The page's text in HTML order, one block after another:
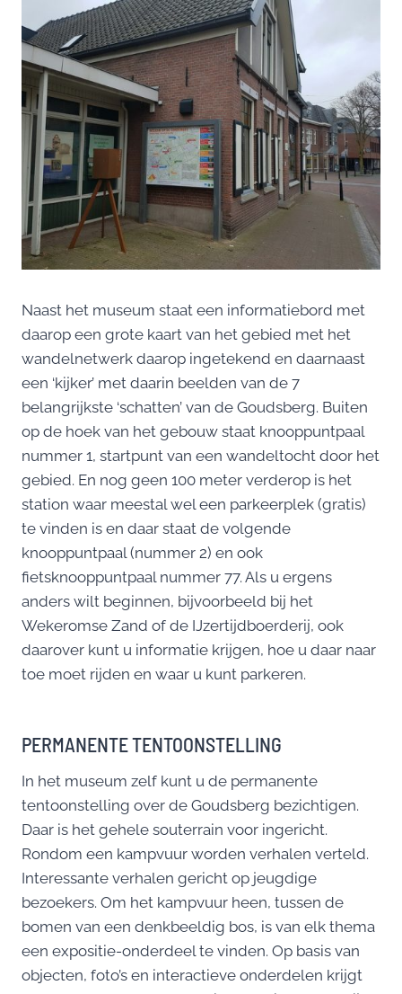
Naast het museum staat een informatiebord met
daarop een grote kaart van het gebied met het
wandelnetwerk daarop ingetekend en daarnaast
een ‘kijker’ met daarin beelden van de 7
belangrijkste ‘schatten’ van de Goudsberg. Buiten
op de hoek van het gebouw staat knooppuntpaal
nummer 1, startpunt van een wandeltocht door het
gebied. En nog geen 100 meter verderop is het
station waar meestal wel een parkeerplek (gratis)
te vinden is en daar staat de volgende
knooppuntpaal (nummer 2) en ook
fietsknooppuntpaal nummer 77. Als u ergens
anders wilt beginnen, bijvoorbeeld bij het
Wekeromse Zand of de IJzertijdboerderij, ook
daarover kunt u informatie krijgen, hoe u daar naar
toe moet rijden en waar u kunt parkeren.
PERMANENTE TENTOONSTELLING
In het museum zelf kunt u de permanente
tentoonstelling over de Goudsberg bezichtigen.
Daar is het gehele souterrain voor ingericht.
Rondom een kampvuur worden verhalen verteld.
Interessante verhalen gericht op jeugdige
bezoekers. Om het kampvuur heen, tussen de
bomen van een denkbeeldig bos, is van elk thema
een expositie-onderdeel te vinden. Op basis van
objecten, foto’s en interactieve onderdelen krijgt